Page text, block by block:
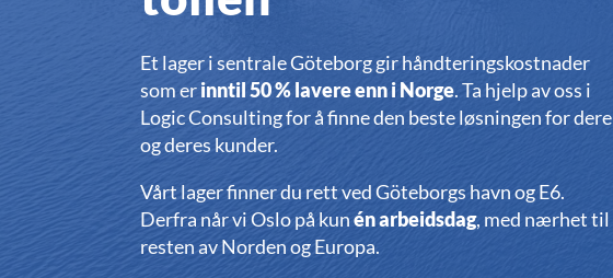
Et lager i sentrale Göteborg gir håndteringskostnader
som erinntil 50 % lavere enn i Norge. Ta hjelp av oss i
Logic Consulting for å finne den beste løsningen for dere
og deres kunder.
Vårt lager finner du rett ved Göteborgs havn og E6.
Derfra når vi Oslo på kunén arbeidsdag, med nærhet til
resten av Norden og Europa.